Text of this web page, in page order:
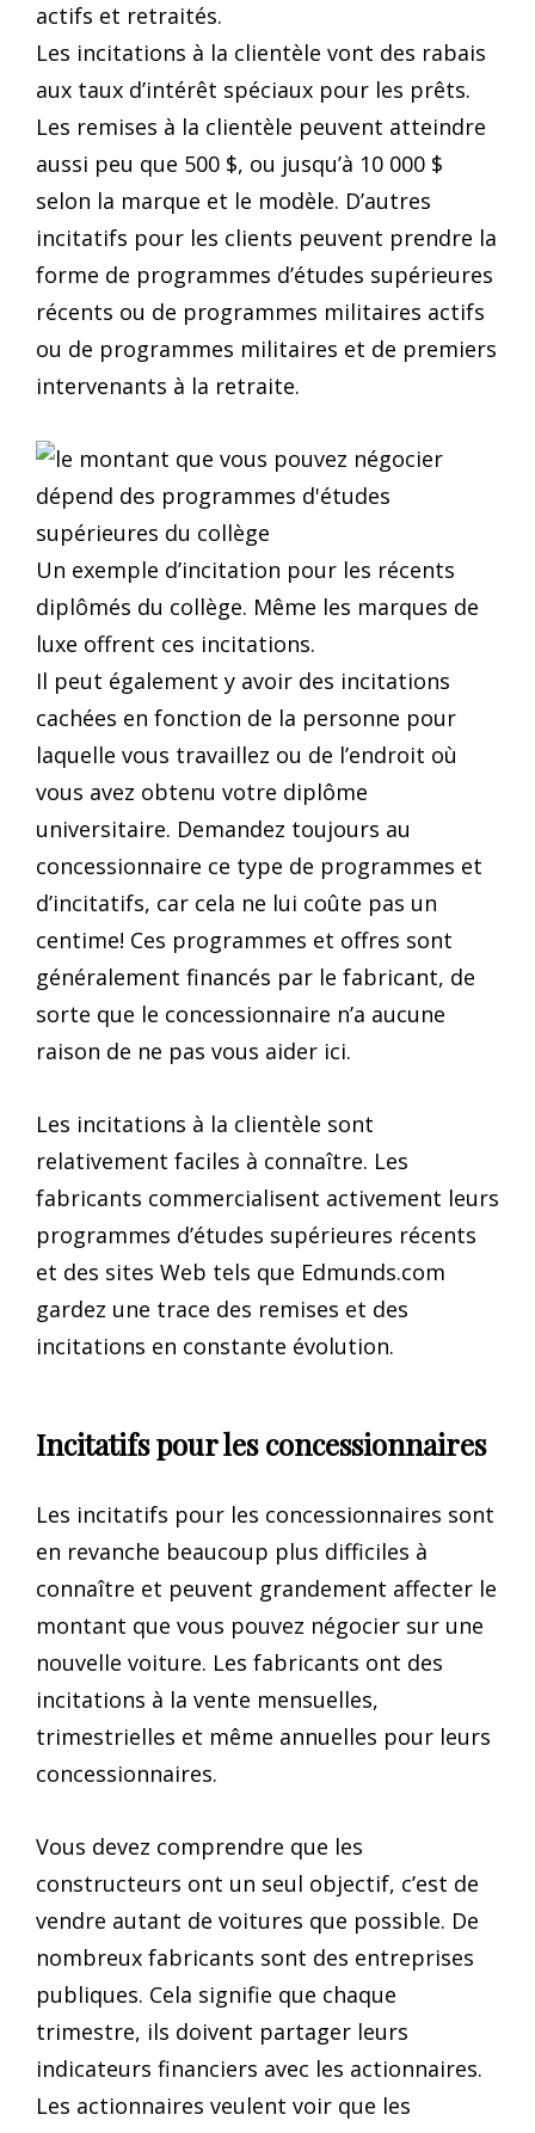
actifs et retraités.
Les incitations à la clientèle vont des rabais
aux taux d’intérêt spéciaux pour les prêts.
Les remises à la clientèle peuvent atteindre
aussi peu que 500 $, ou jusqu’à 10 000 $
selon la marque et le modèle. D’autres
incitatifs pour les clients peuvent prendre la
forme de programmes d’études supérieures
récents ou de programmes militaires actifs
ou de programmes militaires et de premiers
intervenants à la retraite.
Un exemple d’incitation pour les récents
diplômés du collège. Même les marques de
luxe offrent ces incitations.
Il peut également y avoir des incitations
cachées en fonction de la personne pour
laquelle vous travaillez ou de l’endroit où
vous avez obtenu votre diplôme
universitaire. Demandez toujours au
concessionnaire ce type de programmes et
d’incitatifs, car cela ne lui coûte pas un
centime! Ces programmes et offres sont
généralement financés par le fabricant, de
sorte que le concessionnaire n’a aucune
raison de ne pas vous aider ici.
Les incitations à la clientèle sont
relativement faciles à connaître. Les
fabricants commercialisent activement leurs
programmes d’études supérieures récents
et des sites Web tels que Edmunds.com
gardez une trace des remises et des
incitations en constante évolution.
Incitatifs pour les concessionnaires
Les incitatifs pour les concessionnaires sont
en revanche beaucoup plus difficiles à
connaître et peuvent grandement affecter le
montant que vous pouvez négocier sur une
nouvelle voiture. Les fabricants ont des
incitations à la vente mensuelles,
trimestrielles et même annuelles pour leurs
concessionnaires.
Vous devez comprendre que les
constructeurs ont un seul objectif, c’est de
vendre autant de voitures que possible. De
nombreux fabricants sont des entreprises
publiques. Cela signifie que chaque
trimestre, ils doivent partager leurs
indicateurs financiers avec les actionnaires.
Les actionnaires veulent voir que les